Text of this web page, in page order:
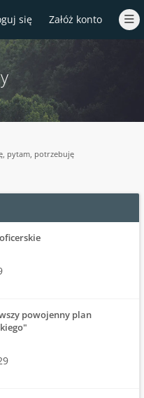
się Załóż konto
pytam, potrzebuję
powojenny plan